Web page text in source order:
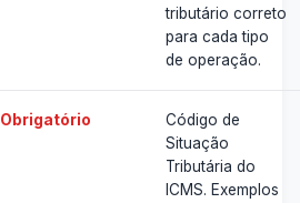
tributário correto
para cada tipo
de operação.
Obrigatório
Código de
Situação
Tributária do
ICMS. Exemplos